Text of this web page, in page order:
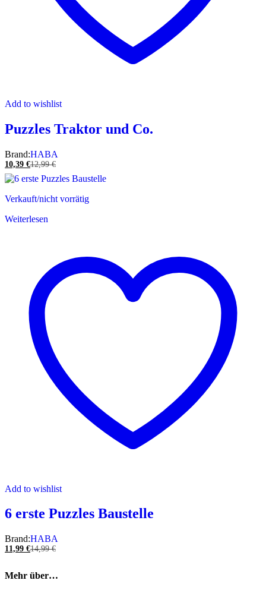
Add to wishlist
Puzzles Traktor und Co.
Brand:HABA
10,39 €12,99€
Verkauft/nicht vorrätig
Weiterlesen
Add to wishlist
6 erste Puzzles Baustelle
Brand:HABA
11,99 €14,99€
Mehr über…